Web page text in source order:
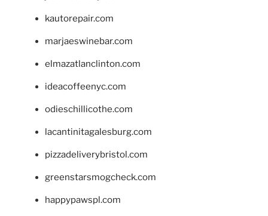
kautorepair.com
marjaeswinebar.com
elmazatlanclinton.com
ideacoffeenyc.com
odieschillicothe.com
lacantinitagalesburg.com
pizzadeliverybristol.com
greenstarsmogcheck.com
happypawspl.com